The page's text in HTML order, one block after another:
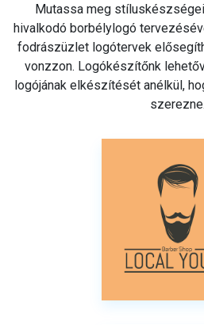
Mutassa meg
hivalkodó borbélylogó
fodrászüzlet logótervek
vonzzon. Logókészítőnk
logójának elkészítését anélkül,
szerezne.